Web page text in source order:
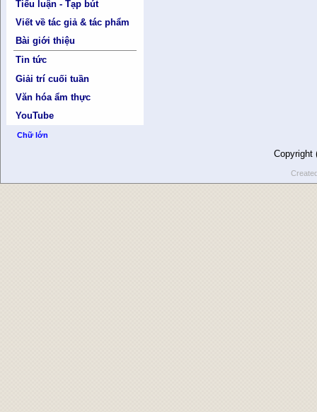
Tiểu luận - Tạp bút
Viết về tác giả & tác phẩm
Bài giới thiệu
Tin tức
Giải trí cuối tuần
Văn hóa ẩm thực
YouTube
Chữ lớn
Copyright